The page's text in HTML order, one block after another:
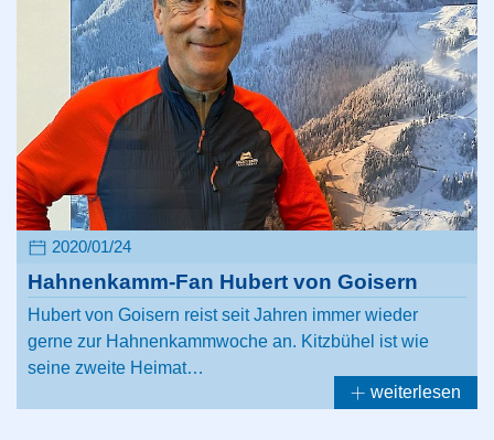
2020/01/24
Hahnenkamm-Fan Hubert von Goisern
Hubert von Goisern reist seit Jahren immer wieder
gerne zur Hahnenkammwoche an. Kitzbühel ist wie
seine zweite Heimat…
weiterlesen